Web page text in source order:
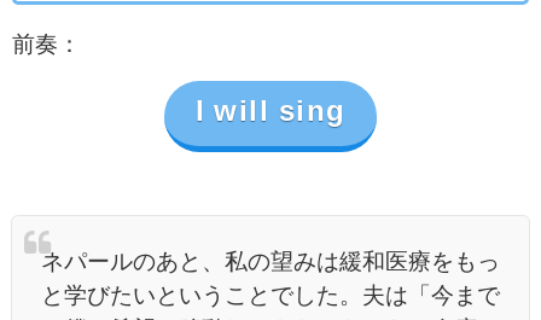
前奏：
I will sing
ネパールのあと、私の望みは緩和医療をもっ
と学びたいということでした。夫は「今まで